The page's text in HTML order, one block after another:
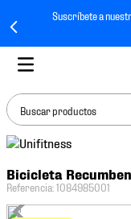
Suscríbete a
Buscar productos
Bicicleta
Referencia:1084985001
BUSCADOS